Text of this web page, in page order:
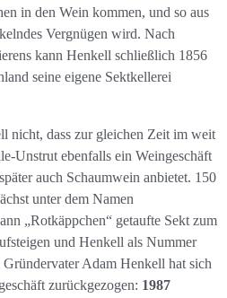
in den Wein kommen, und so aus
Vergnügen wird. Nach
kann Henkell schließlich 1856
seine eigene Sektkellerei
nicht, dass zur gleichen Zeit im weit
Unstrut ebenfalls ein Weingeschäft
auch Schaumwein anbietet. 150
unter dem Namen
„Rotkäppchen“ getaufte Sekt zum
und Henkell als Nummer
Adam Henkell hat sich
zurückgezogen: 1987